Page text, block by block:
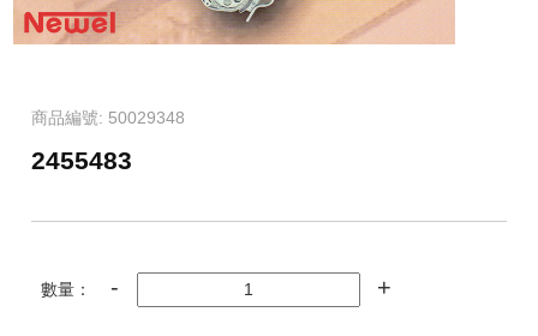
商品編號: 50029348
2455483
數量：